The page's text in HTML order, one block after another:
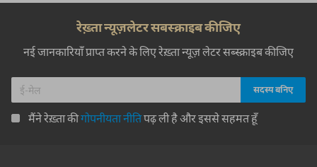
रेख़्ता न्यूज़लेटर सबस्क्राइब कीजिए
नई जानकारियाँ प्राप्त करने के लिए रेख़्ता न्यूज़ लेटर सब्स्क्राइब कीजिए
मैंने रेख़्ता कीगोपनीयता नीतिपढ़ ली है और इससे सहमत हूँ